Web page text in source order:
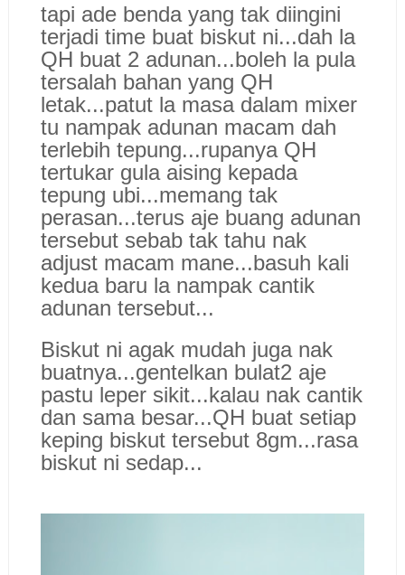
tapi adebenda yang tak diingini
terjadi time buat biskut ni...dah la
QH buat 2 adunan...boleh la pula
tersalah bahan yang QH
letak...patut la masa dalam mixer
tu nampak adunan macam dah
terlebih tepung...rupanya QH
tertukar gula aising kepada
tepung ubi...memang tak
perasan...terus aje buang adunan
tersebut sebab tak tahu nak
adjust macam mane...basuh kali
kedua baru la nampak cantik
adunan tersebut...
Biskut ni agak mudah juga nak
buatnya...gentelkan bulat2 aje
pastu leper sikit...kalau nak cantik
dan sama besar...QH buat setiap
keping biskut tersebut 8gm...rasa
biskut ni sedap...